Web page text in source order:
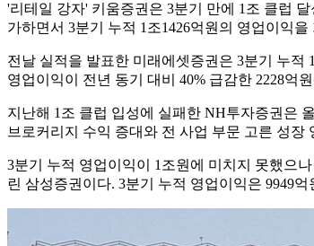
'리테일 강자' 키움증권은 3분기 만에 1조 클럽
가하면서 3분기 누적 1조1426억원의 영업이익
전날 실적을 발표한 미래에셋증권은 3분기 누적
영업이익이 전년 동기 대비 40% 급감한 2228억
지난해 1조 클럽 입성에 실패한 NH투자증권은
브로커리지 수익 증대와 전 사업 부문 고른 성장
3분기 누적 영업이익이 1조원에 미치지 못했으
린 삼성증권이다. 3분기 누적 영업이익은 9949억